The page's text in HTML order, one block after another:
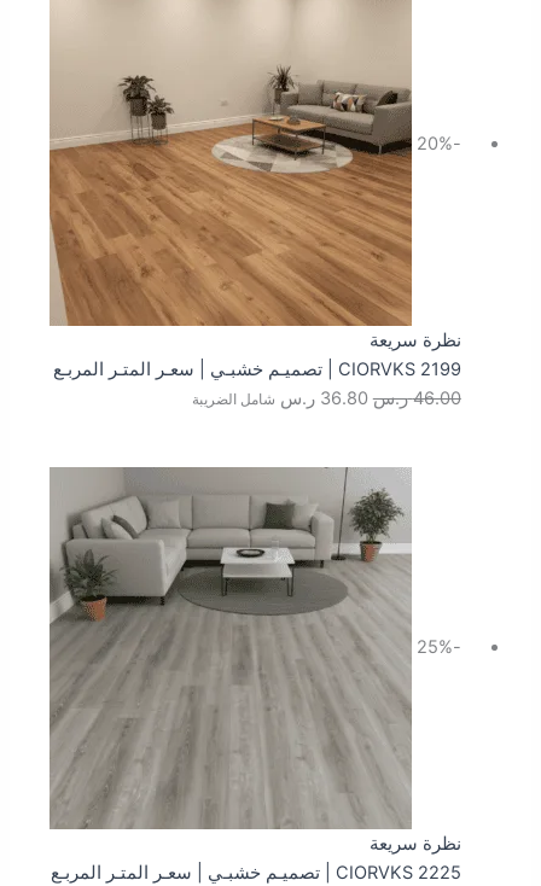
-20%
نظرة سريعة
CIORVKS 2199 | تصميـم خشبـي | سعـر المتـر المربـع
46.00 ر.س 36.80 ر.س شامل الضريبة
-25%
نظرة سريعة
CIORVKS 2225 | تصميـم خشبـي | سعـر المتـر المربـع
الأصلي
هو:
46.00 ر.س.
هو:
34.50 ر.س.